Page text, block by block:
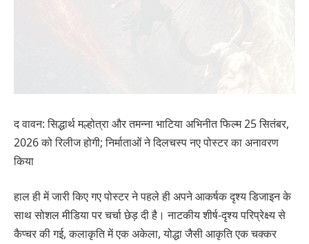
द वावन: सिद्धार्थ मल्होत्रा ​​और तमन्ना भाटिया अभिनीत फिल्म 25 सितंबर,
2026 को रिलीज होगी; निर्माताओं ने दिलचस्प नए पोस्टर का अनावरण
किया
हाल ही में जारी किए गए पोस्टर ने पहले ही अपने आकर्षक दृश्य डिजाइन के
साथ सोशल मीडिया पर चर्चा छेड़ दी है। नाटकीय शीर्ष-दृश्य परिप्रेक्ष्य से
कैप्चर की गई, कलाकृति में एक अकेला, योद्धा जैसी आकृति एक चक्कर